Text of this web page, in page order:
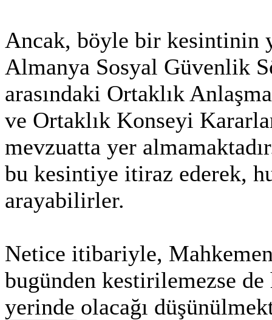
Ancak, böyle bir kesintinin
Almanya Sosyal Güvenlik
arasındaki Ortaklık
ve Ortaklık Konseyi
mevzuatta yer
bu kesintiye itiraz ederek,
arayabilirler.
Netice itibariyle,
bugünden kestirilemezse
yerinde olacağı